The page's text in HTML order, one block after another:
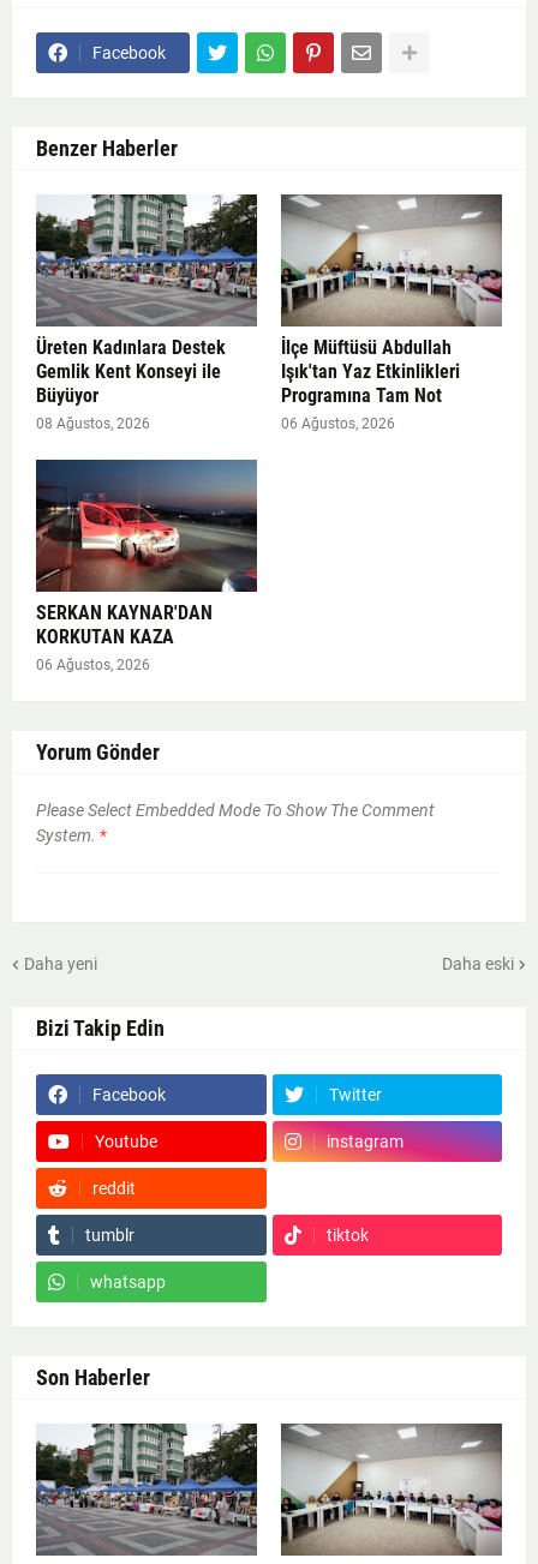
Facebook
Benzer Haberler
Üreten Kadınlara Destek
Gemlik Kent Konseyi ile
Büyüyor
08 Ağustos, 2026
İlçe Müftüsü Abdullah
Işık'tan Yaz Etkinlikleri
Programına Tam Not
06 Ağustos, 2026
SERKAN KAYNAR'DAN
KORKUTAN KAZA
06 Ağustos, 2026
Yorum Gönder
Please Select Embedded Mode To Show The Comment
System. *
Daha yeni Daha eski
Bizi Takip Edin
Facebook Twitter
Youtube instagram
reddit
tumblr tiktok
whatsapp
Son Haberler